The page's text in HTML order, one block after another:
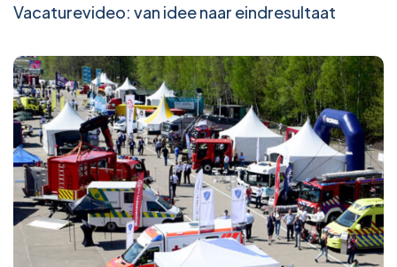
Vacaturevideo: van idee naar eindresultaat